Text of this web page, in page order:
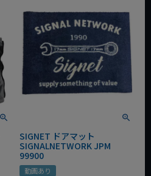
SIGNET ドアマット
SIGNALNETWORK JPM
99900
動画あり